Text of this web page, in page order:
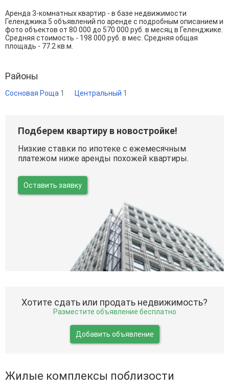
Аренда 3-комнатных квартир - в базе недвижимости
Геленджика 5 объявлений по аренде с подробным описанием и
фото объектов от 80 000 до 570 000 руб. в месяц в Геленджике.
Средняя стоимость - 198 000 руб. в мес. Средняя общая
площадь - 77.2 кв.м.
Районы
Сосновая Роща 1 Центральный 1
Подберем квартиру в новостройке!
Низкие ставки по ипотеке с ежемесячным
платежом ниже аренды похожей квартиры.
Оставить заявку
Хотите сдать или продать недвижимость?
Разместите объявление бесплатно
Добавить объявление
Жилые комплексы поблизости